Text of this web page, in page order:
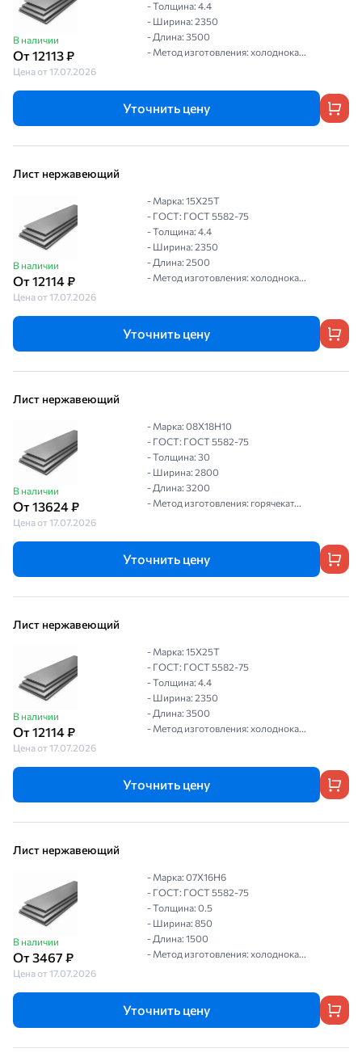
В наличии
От 12113 ₽
Цена от 17.07.2026
- Толщина: 4.4
- Ширина: 2350
- Длина: 3500
- Метод изготовления: холоднока...
Уточнить цену
Лист нержавеющий
В наличии
От 12114 ₽
Цена от 17.07.2026
- Марка: 15Х25Т
- ГОСТ: ГОСТ 5582-75
- Толщина: 4.4
- Ширина: 2350
- Длина: 2500
- Метод изготовления: холоднока...
Уточнить цену
Лист нержавеющий
В наличии
От 13624 ₽
Цена от 17.07.2026
- Марка: 08Х18Н10
- ГОСТ: ГОСТ 5582-75
- Толщина: 30
- Ширина: 2800
- Длина: 3200
- Метод изготовления: горячекат...
Уточнить цену
Лист нержавеющий
В наличии
От 12114 ₽
Цена от 17.07.2026
- Марка: 15Х25Т
- ГОСТ: ГОСТ 5582-75
- Толщина: 4.4
- Ширина: 2350
- Длина: 3500
- Метод изготовления: холоднока...
Уточнить цену
Лист нержавеющий
В наличии
От 3467 ₽
Цена от 17.07.2026
- Марка: 07Х16Н6
- ГОСТ: ГОСТ 5582-75
- Толщина: 0.5
- Ширина: 850
- Длина: 1500
- Метод изготовления: холоднока...
Уточнить цену